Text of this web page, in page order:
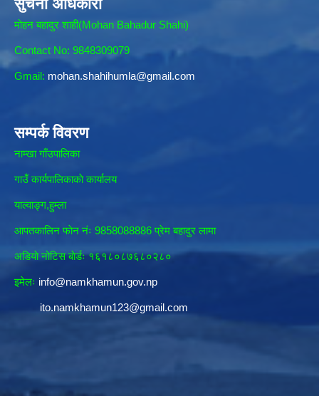
सुचना अधिकारी
मोहन बहादुर शाही(Mohan Bahadur Shahi)
Contact No: 9848309079
Gmail: mohan.shahihumla@gmail.com
सम्पर्क विवरण
नाम्खा गाँउपालिका
गाउँ कार्यपालिकाकाे कार्यालय
याल्वाङ्ग,हुम्ला
आपतकालिन फाेन नंः 9858088886 प्रेम बहादुर लामा
अडियाे नोटिस बाेर्डः १६१८०८७६८०२८०
इमेलः info@namkhamun.gov.np
ito.namkhamun123@gmail.com